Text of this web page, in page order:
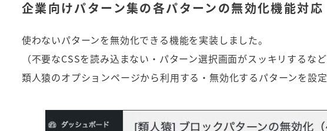
企業向けパターン集の各パターンの無効化機能対応
使わないパターンを無効化できる機能を実装しました。
（不要なCSSを読み込まない・パターン選択画面がスッキリするな
類人猿のオプションページから利用する・無効化するパターンを設定